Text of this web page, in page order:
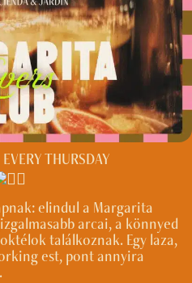
THURSDAY
elindul a Margarita
arcai, a könnyed
találkoznak. Egy laza,
est, pont annyira